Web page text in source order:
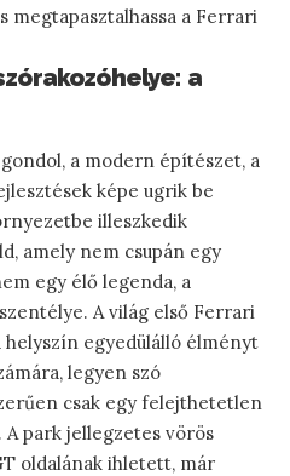
megtapasztalhassa a Ferrari
a
a modern építészet, a
képe ugrik be
illeszkedik
amely nem csupán egy
egy élő legenda, a
A világ első Ferrari
egyedülálló élményt
legyen szó
csak egy felejthetetlen
park jellegzetes vörös
oldalának ihletett, már